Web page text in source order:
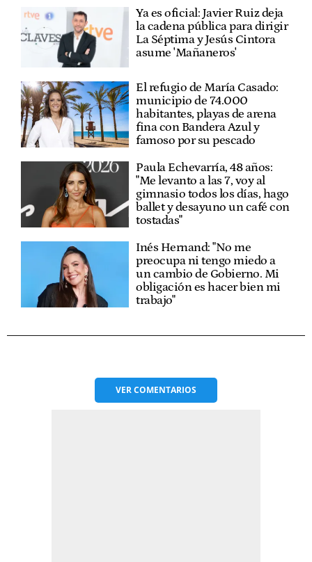
Ya es oficial: Javier Ruiz deja
la cadena pública para dirigir
La Séptima y Jesús Cintora
asume 'Mañaneros'
El refugio de María Casado:
municipio de 74.000
habitantes, playas de arena
fina con Bandera Azul y
famoso por su pescado
Paula Echevarría, 48 años:
"Me levanto a las 7, voy al
gimnasio todos los días, hago
ballet y desayuno un café con
tostadas"
Inés Hernand: "No me
preocupa ni tengo miedo a
un cambio de Gobierno. Mi
obligación es hacer bien mi
trabajo"
VERCOMENTARIOS